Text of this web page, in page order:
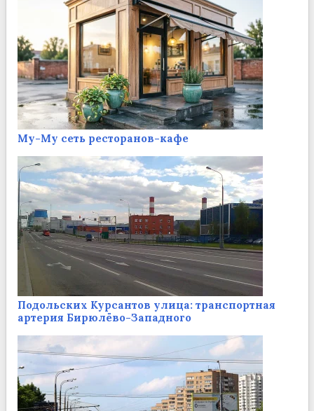
Му-Му сеть ресторанов-кафе
Подольских Курсантов улица: транспортная
артерия Бирюлёво-Западного